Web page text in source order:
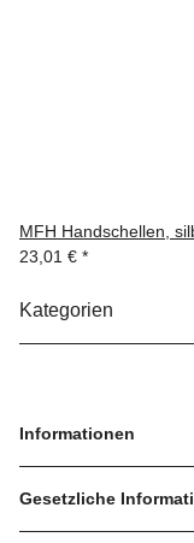
MFH Handschellen,
23,01 € *
Kategorien
Informationen
Gesetzliche